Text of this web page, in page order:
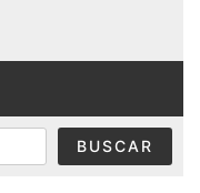
BUSCAR